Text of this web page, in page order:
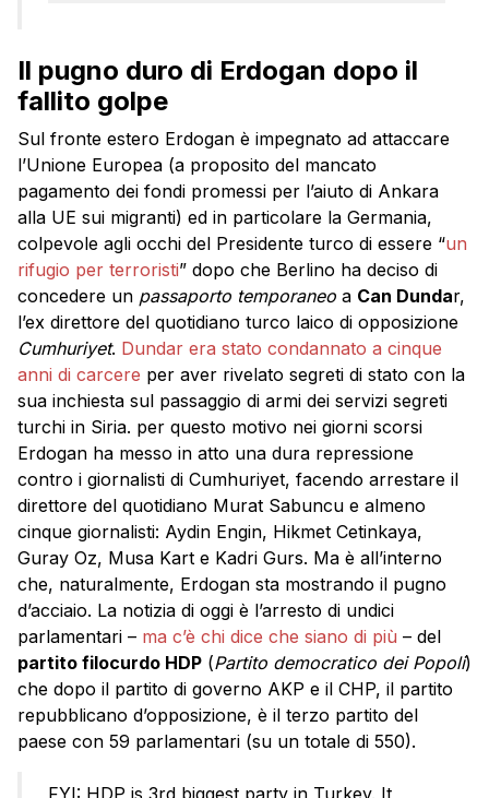
Il pugno duro di Erdogan dopo il
fallito golpe
Sul fronte estero Erdogan è impegnato ad attaccare
l’Unione Europea (a proposito del mancato
pagamento dei fondi promessi per l’aiuto di Ankara
alla UE sui migranti) ed in particolare la Germania,
colpevole agli occhi del Presidente turco di essere “un
rifugio per terroristi” dopo che Berlino ha deciso di
concedere un passaporto temporaneo a Can Dundar,
l’ex direttore del quotidiano turco laico di opposizione
Cumhuriyet. Dundar era stato condannato a cinque
anni di carcere per aver rivelato segreti di stato con la
sua inchiesta sul passaggio di armi dei servizi segreti
turchi in Siria. per questo motivo nei giorni scorsi
Erdogan ha messo in atto una dura repressione
contro i giornalisti di Cumhuriyet, facendo arrestare il
direttore del quotidiano Murat Sabuncu e almeno
cinque giornalisti: Aydin Engin, Hikmet Cetinkaya,
Guray Oz, Musa Kart e Kadri Gurs. Ma è all’interno
che, naturalmente, Erdogan sta mostrando il pugno
d’acciaio. La notizia di oggi è l’arresto di undici
parlamentari – ma c’è chi dice che siano di più – del
partito filocurdo HDP (Partito democratico dei Popoli)
che dopo il partito di governo AKP e il CHP, il partito
repubblicano d’opposizione, è il terzo partito del
paese con 59 parlamentari (su un totale di 550).
FYI: HDP is 3rd biggest party in Turkey. It